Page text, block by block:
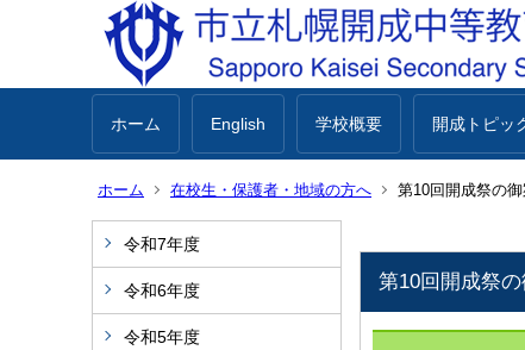
ホーム English 学校概要 開成トピッ
ホーム 在校生・保護者・地域の方へ 第10回開成祭の
令和7年度
令和6年度
令和5年度
第10回開成祭